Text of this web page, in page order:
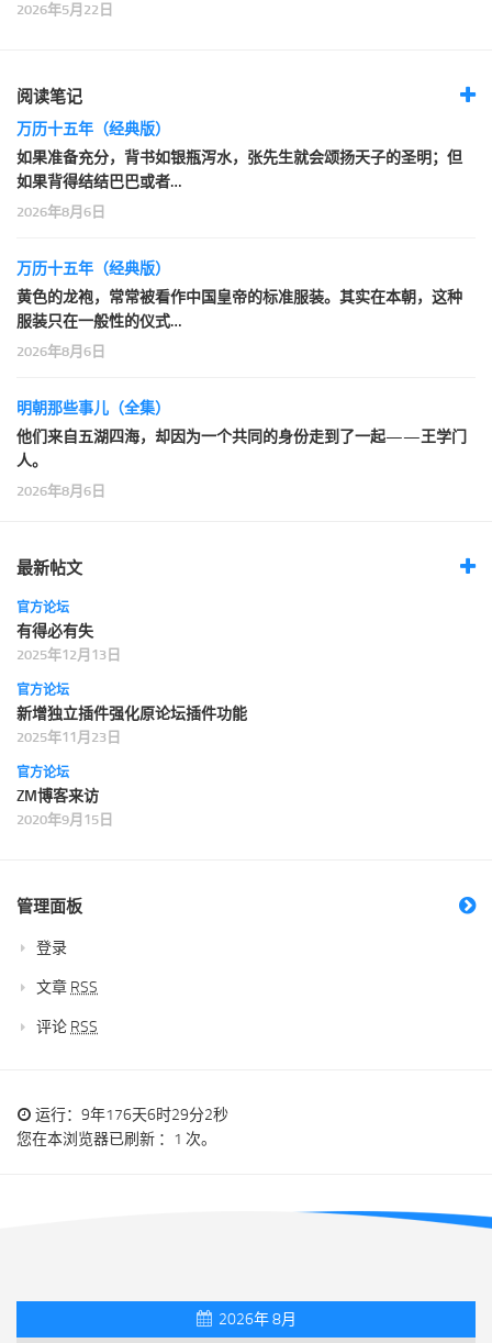
2026年5月22日
阅读笔记
万历十五年（经典版）
如果准备充分，背书如银瓶泻水，张先生就会颂扬天子的圣明；但
如果背得结结巴巴或者…
2026年8月6日
万历十五年（经典版）
黄色的龙袍，常常被看作中国皇帝的标准服装。其实在本朝，这种
服装只在一般性的仪式…
2026年8月6日
明朝那些事儿（全集）
他们来自五湖四海，却因为一个共同的身份走到了一起——王学门
人。
2026年8月6日
最新帖文
官方论坛
有得必有失
2025年12月13日
官方论坛
新增独立插件强化原论坛插件功能
2025年11月23日
官方论坛
ZM博客来访
2020年9月15日
管理面板
登录
文章 RSS
评论 RSS
运行：9年176天6时29分2秒
您在本浏览器已刷新 ：1 次。
2026年 8月